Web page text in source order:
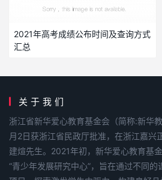
2021年高考成绩公布时间及查询方式
汇总
关于我们
浙江省新华爱心教育基金会（简称:新华
月2日获浙江省民政厅批准，在浙江嘉兴
建煊先生。2021年初，新华爱心教育基
“青少年发展研究中心”，旨在通过不同